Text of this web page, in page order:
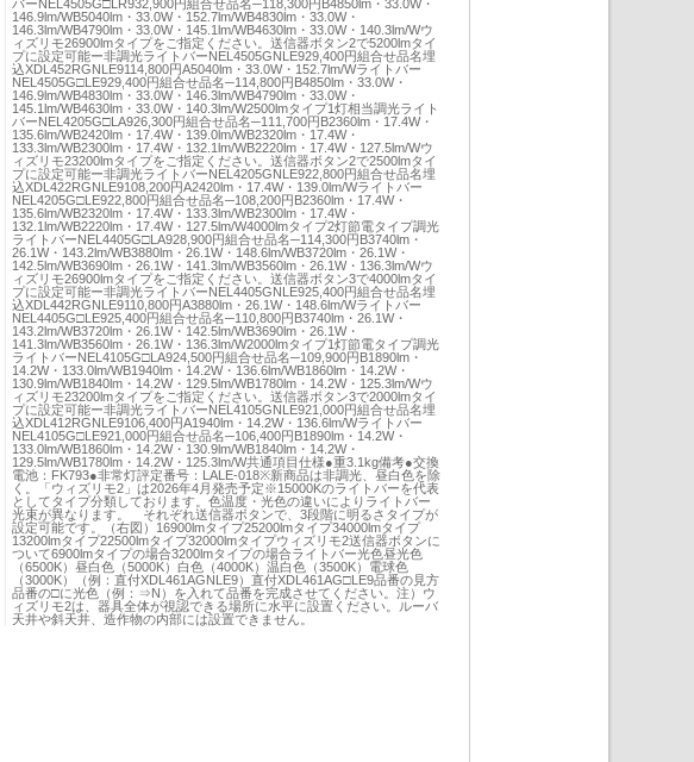
バーNEL4505G□LR932,900円組合せ品名─118,300円B4850lm・33.0W・
146.9lm/WB5040lm・33.0W・152.7lm/WB4830lm・33.0W・
146.3lm/WB4790lm・33.0W・145.1lm/WB4630lm・33.0W・140.3lm/Wウ
ィズリモ26900lmタイプをご指定ください。送信器ボタン2で5200lmタイ
プに設定可能ー非調光ライトバーNEL4505GNLE929,400円組合せ品名埋
込XDL452RGNLE9114,800円A5040lm・33.0W・152.7lm/Wライトバー
NEL4505G□LE929,400円組合せ品名─114,800円B4850lm・33.0W・
146.9lm/WB4830lm・33.0W・146.3lm/WB4790lm・33.0W・
145.1lm/WB4630lm・33.0W・140.3lm/W2500lmタイプ1灯相当調光ライト
バーNEL4205G□LA926,300円組合せ品名─111,700円B2360lm・17.4W・
135.6lm/WB2420lm・17.4W・139.0lm/WB2320lm・17.4W・
133.3lm/WB2300lm・17.4W・132.1lm/WB2220lm・17.4W・127.5lm/Wウ
ィズリモ23200lmタイプをご指定ください。送信器ボタン2で2500lmタイ
プに設定可能ー非調光ライトバーNEL4205GNLE922,800円組合せ品名埋
込XDL422RGNLE9108,200円A2420lm・17.4W・139.0lm/Wライトバー
NEL4205G□LE922,800円組合せ品名─108,200円B2360lm・17.4W・
135.6lm/WB2320lm・17.4W・133.3lm/WB2300lm・17.4W・
132.1lm/WB2220lm・17.4W・127.5lm/W4000lmタイプ2灯節電タイプ調光
ライトバーNEL4405G□LA928,900円組合せ品名─114,300円B3740lm・
26.1W・143.2lm/WB3880lm・26.1W・148.6lm/WB3720lm・26.1W・
142.5lm/WB3690lm・26.1W・141.3lm/WB3560lm・26.1W・136.3lm/Wウ
ィズリモ26900lmタイプをご指定ください。送信器ボタン3で4000lmタイ
プに設定可能ー非調光ライトバーNEL4405GNLE925,400円組合せ品名埋
込XDL442RGNLE9110,800円A3880lm・26.1W・148.6lm/Wライトバー
NEL4405G□LE925,400円組合せ品名─110,800円B3740lm・26.1W・
143.2lm/WB3720lm・26.1W・142.5lm/WB3690lm・26.1W・
141.3lm/WB3560lm・26.1W・136.3lm/W2000lmタイプ1灯節電タイプ調光
ライトバーNEL4105G□LA924,500円組合せ品名─109,900円B1890lm・
14.2W・133.0lm/WB1940lm・14.2W・136.6lm/WB1860lm・14.2W・
130.9lm/WB1840lm・14.2W・129.5lm/WB1780lm・14.2W・125.3lm/Wウ
ィズリモ23200lmタイプをご指定ください。送信器ボタン3で2000lmタイ
プに設定可能ー非調光ライトバーNEL4105GNLE921,000円組合せ品名埋
込XDL412RGNLE9106,400円A1940lm・14.2W・136.6lm/Wライトバー
NEL4105G□LE921,000円組合せ品名─106,400円B1890lm・14.2W・
133.0lm/WB1860lm・14.2W・130.9lm/WB1840lm・14.2W・
129.5lm/WB1780lm・14.2W・125.3lm/W共通項目仕様●重3.1kg備考●交換
電池：FK793●非常灯評定番号：LALE-018※新商品は非調光、昼白色を除
く。「ウィズリモ2」は2026年4月発売予定※15000Kのライトバーを代表
としてタイプ分類しております。色温度・光色の違いによりライトバー
光束が異なります。 それぞれ送信器ボタンで、3段階に明るさタイプが
設定可能です。（右図）16900lmタイプ25200lmタイプ34000lmタイプ
13200lmタイプ22500lmタイプ32000lmタイプウィズリモ2送信器ボタンに
ついて6900lmタイプの場合3200lmタイプの場合ライトバー光色昼光色
（6500K）昼白色（5000K）白色（4000K）温白色（3500K）電球色
（3000K）（例：直付XDL461AGNLE9）直付XDL461AG□LE9品番の見方
品番の□に光色（例：⇒N）を入れて品番を完成させてください。注）ウ
ィズリモ2は、器具全体が視認できる場所に水平に設置ください。ルーバ
天井や斜天井、造作物の内部には設置できません。